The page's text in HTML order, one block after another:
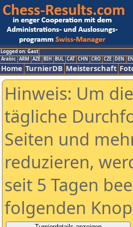
Logged on: Gast
Arabic ARM AZE BIH BUL CAT CHN CRO CZE DEN
Home TurnierDB Meisterschaft
Hinweis: Um
tägliche
Seiten und
reduzieren,
seit 5 Tagen
folgenden